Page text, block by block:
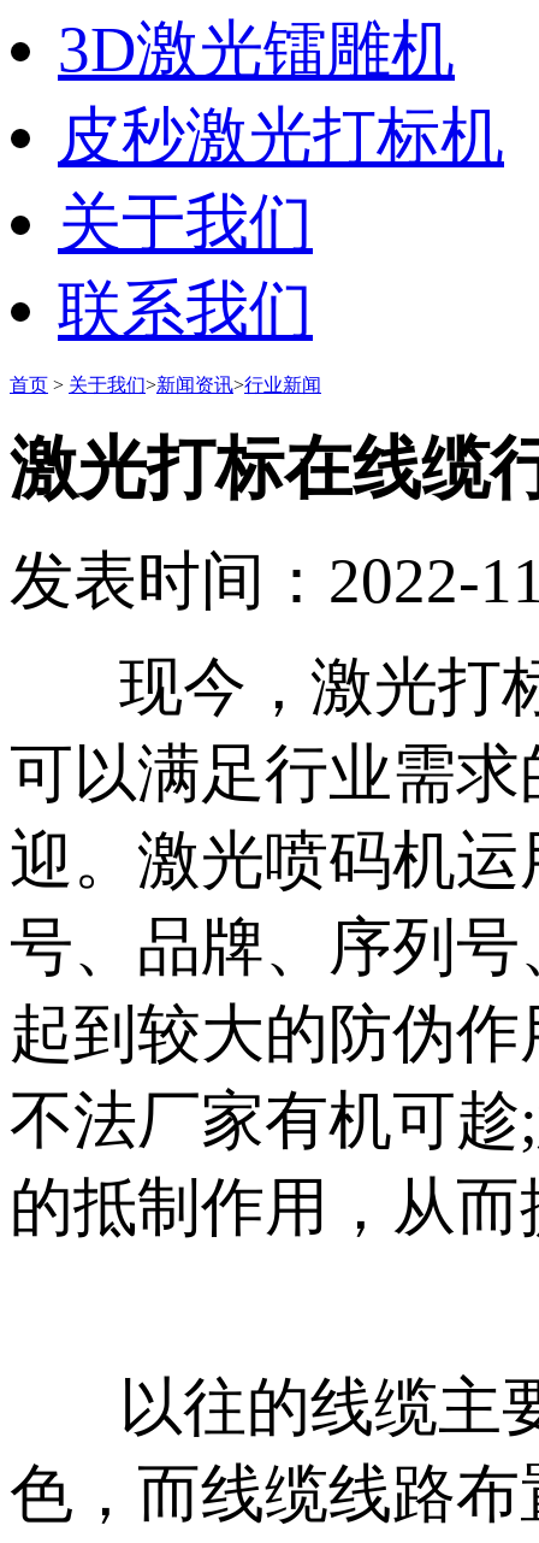
3D激光镭雕机
皮秒激光打标机
关于我们
联系我们
首页 > 关于我们>新闻资讯>行业新闻
激光打标在线缆
发表时间：2022-
现今，激光打标
可以满足行业需
迎。激光喷码机
号、品牌、序列
起到较大的防伪
不法厂家有机可
的抵制作用，从
以往的线缆主要
色，而线缆线路